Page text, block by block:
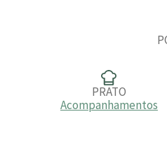
PRATO
Acompanhamentos